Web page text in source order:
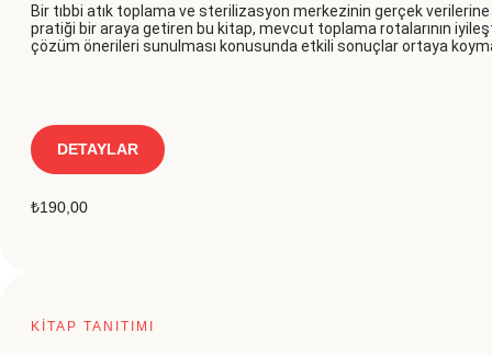
Bir tıbbi atık toplama ve sterilizasyon merkezinin gerçek
pratiği bir araya getiren bu kitap, mevcut toplama rotalarının
çözüm önerileri sunulması konusunda etkili sonuçlar ortaya
DETAYLAR
₺190,00
KİTAP TANITIMI